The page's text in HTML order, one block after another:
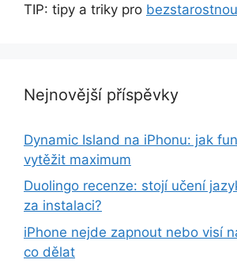
TIP: tipy a triky pro
Nejnovější příspěvky
Dynamic Island na iPhonu: jak
vytěžit maximum
Duolingo recenze: stojí učení
za instalaci?
iPhone nejde zapnout nebo visí
co dělat